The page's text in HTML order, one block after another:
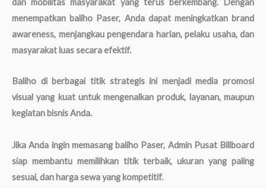
menempatkan baliho Paser, Anda dapat meningkatkan brand
awareness, menjangkau pengendara harian, pelaku usaha, dan
masyarakat luas secara efektif.
Baliho di berbagai titik strategis ini menjadi media promosi
visual yang kuat untuk mengenalkan produk, layanan, maupun
kegiatan bisnis Anda.
Jika Anda ingin memasang baliho Paser, Admin Pusat Billboard
siap membantu memilihkan titik terbaik, ukuran yang paling
sesuai, dan harga sewa yang kompetitif.